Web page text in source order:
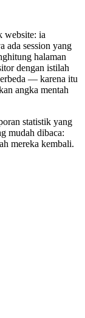
website: ia
ada session yang
halaman
dengan istilah
— karena itu
angka mentah
statistik yang
mudah dibaca:
mereka kembali.